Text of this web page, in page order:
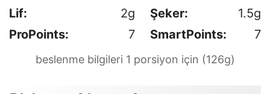
Lif:
2g Şeker:
1.5g
ProPoints:
7 SmartPoints: 7
beslenme bilgileri 1 porsiyon için (126g)